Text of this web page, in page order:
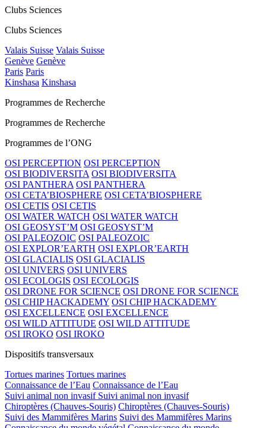
Clubs Sciences
Clubs Sciences
Valais Suisse Valais Suisse
Genève Genève
Paris Paris
Kinshasa Kinshasa
Programmes de Recherche
Programmes de Recherche
Programmes de l’ONG
OSI PERCEPTION OSI PERCEPTION
OSI BIODIVERSITA OSI BIODIVERSITA
OSI PANTHERA OSI PANTHERA
OSI CETA’BIOSPHERE OSI CETA’BIOSPHERE
OSI CETIS OSI CETIS
OSI WATER WATCH OSI WATER WATCH
OSI GEOSYST’M OSI GEOSYST’M
OSI PALEOZOIC OSI PALEOZOIC
OSI EXPLOR’EARTH OSI EXPLOR’EARTH
OSI GLACIALIS OSI GLACIALIS
OSI UNIVERS OSI UNIVERS
OSI ECOLOGIS OSI ECOLOGIS
OSI DRONE FOR SCIENCE OSI DRONE FOR SCIENCE
OSI CHIP HACKADEMY OSI CHIP HACKADEMY
OSI EXCELLENCE OSI EXCELLENCE
OSI WILD ATTITUDE OSI WILD ATTITUDE
OSI IROKO OSI IROKO
Dispositifs transversaux
Tortues marines Tortues marines
Connaissance de l’Eau Connaissance de l’Eau
Suivi animal non invasif Suivi animal non invasif
Chiroptères (Chauves-Souris) Chiroptères (Chauves-Souris)
Suivi des Mammifères Marins Suivi des Mammifères Marins